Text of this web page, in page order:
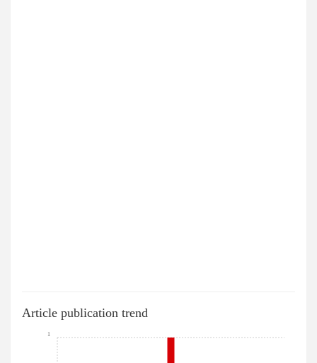
Article publication trend
1